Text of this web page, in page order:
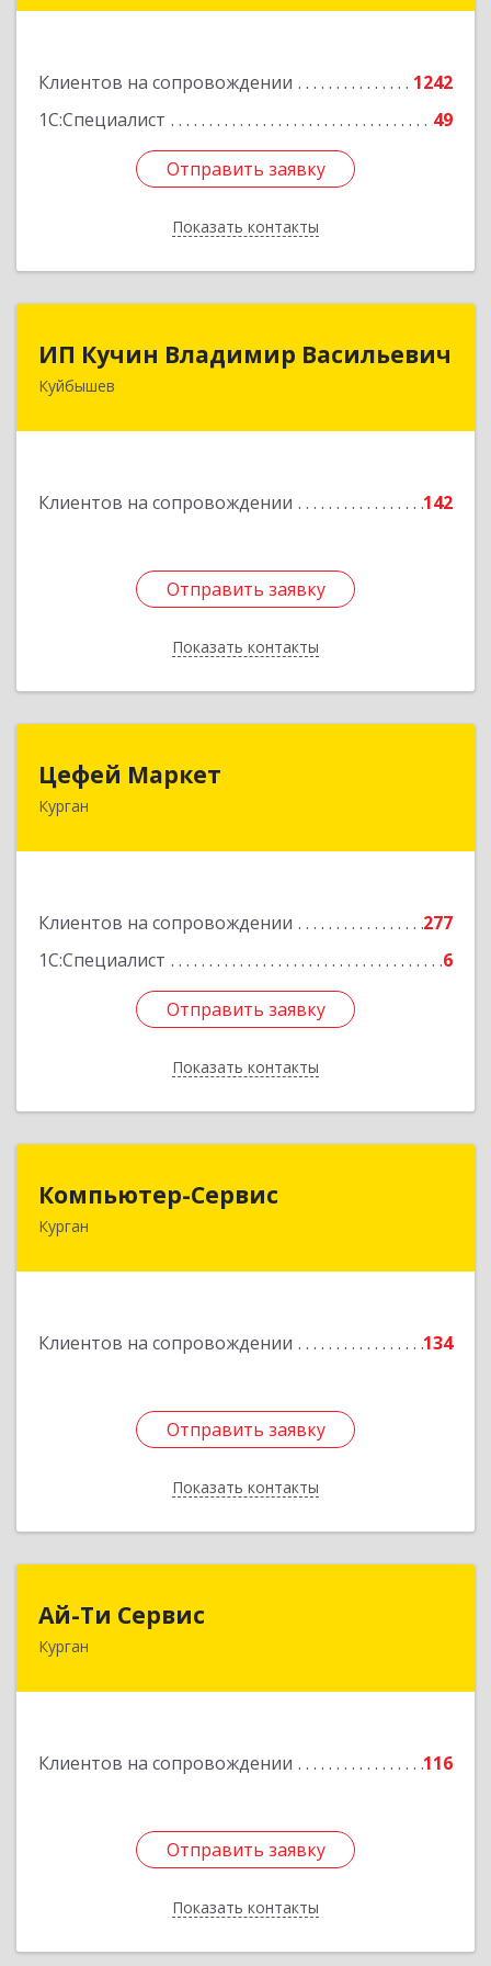
Клиентов на сопровождении
1242
1С:Специалист
49
Отправить заявку
Показать контакты
Отправить заявку
Назад
ИП Кучин Владимир Васильевич
Куйбышев
Клиентов на сопровождении 142
Отправить заявку
Показать контакты
632387, Новосибирская обл, Куйбышев г,
Отправить заявку
Назад
Цефей Маркет
Курган
Клиентов на сопровождении
277
1С:Специалист
6
Отправить заявку
Показать контакты
640002, Курганская обл, Курган г, М.Горького
Отправить заявку
Назад
Компьютер-Сервис
Курган
Клиентов на сопровождении 134
Отправить заявку
Показать контакты
Отправить заявку
Назад
Ай-Ти Сервис
Курган
Клиентов на сопровождении 116
Отправить заявку
Показать контакты
Отправить заявку
Назад